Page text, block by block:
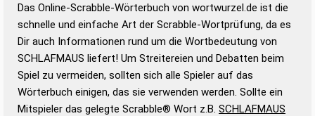
Wortwurzel liefert mit Hilfe eines semantischen
Wortanalyse-Algorithmus gute Anhaltspunkte zu
Wortbedeutung, Worttrennung und Wortform, um die
Gültigkeit eines Wortes für das Scrabble-Spiel zu
bestimmen! zugelassene Turnier Scrabble-
Wörterbücher sind:
Das Online-Scrabble-Wörterbuch von wortwurzel.de ist die
schnelle und einfache Art der Scrabble-Wortprüfung, da es
Dir auch Informationen rund um die Wortbedeutung von
SCHLAFMAUS liefert! Um Streitereien und Debatten beim
Spiel zu vermeiden, sollten sich alle Spieler auf das
Wörterbuch einigen, das sie verwenden werden. Sollte ein
Mitspieler das gelegte Scrabble® Wort z.B. SCHLAFMAUS